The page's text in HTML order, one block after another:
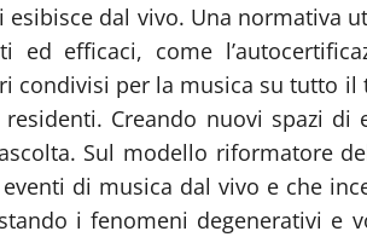
dal vivo. Una normativa
ed efficaci, come
condivisi per la musica su tutto il
Creando nuovi spazi di
Sul modello riformatore
di musica dal vivo e che
i fenomeni degenerativi e